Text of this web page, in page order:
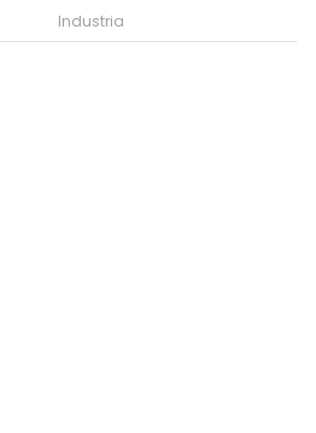
Industria